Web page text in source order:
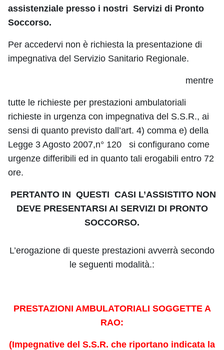
assistenziale presso i nostri Servizi di Pronto
Soccorso.
Per accedervi non è richiesta la presentazione di
impegnativa del Servizio Sanitario Regionale.
mentre
tutte le richieste per prestazioni ambulatoriali
richieste in urgenza con impegnativa del S.S.R., ai
sensi di quanto previsto dall’art. 4) comma e) della
Legge 3 Agosto 2007,n° 120 si configurano come
urgenze differibili ed in quanto tali erogabili entro 72
ore.
PERTANTO IN QUESTI CASI L’ASSISTITO NON
DEVE PRESENTARSI AI SERVIZI DI PRONTO
SOCCORSO.
L’erogazione di queste prestazioni avverrà secondo
le seguenti modalità.:
PRESTAZIONI AMBULATORIALI SOGGETTE A
RAO:
(Impegnative del S.S.R. che riportano indicata la